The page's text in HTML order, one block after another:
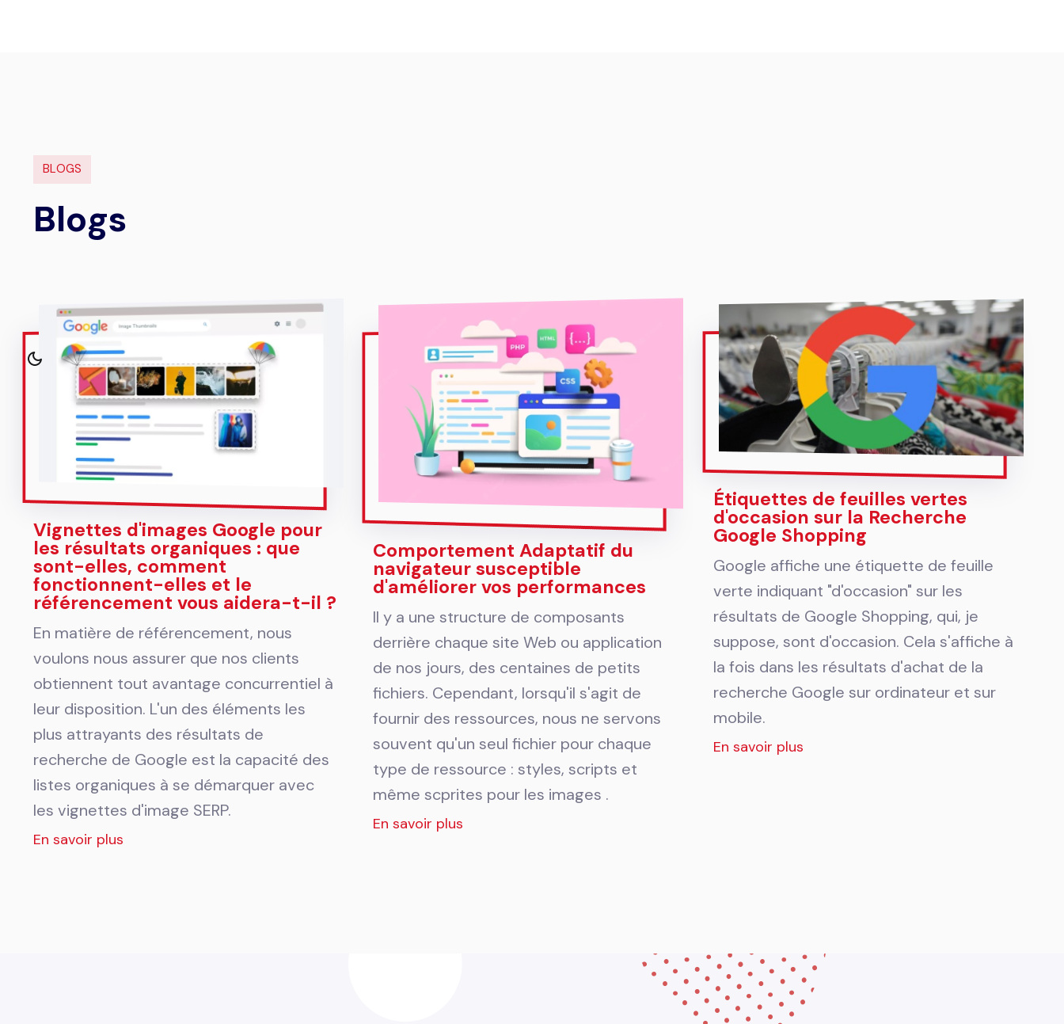
BLOGS
Blogs
Vignettes d'images Google pour
les résultats organiques : que
sont-elles, comment
fonctionnent-elles et le
référencement vous aidera-t-il ?
En matière de référencement, nous
voulons nous assurer que nos clients
obtiennent tout avantage concurrentiel à
leur disposition. L'un des éléments les
plus attrayants des résultats de
recherche de Google est la capacité des
listes organiques à se démarquer avec
les vignettes d'image SERP.
En savoir plus
Comportement Adaptatif du
navigateur susceptible
d'améliorer vos performances
Il y a une structure de composants
derrière chaque site Web ou application
de nos jours, des centaines de petits
fichiers. Cependant, lorsqu'il s'agit de
fournir des ressources, nous ne servons
souvent qu'un seul fichier pour chaque
type de ressource : styles, scripts et
même scprites pour les images .
En savoir plus
Étiquettes de feuilles vertes
d'occasion sur la Recherche
Google Shopping
Google affiche une étiquette de feuille
verte indiquant "d'occasion" sur les
résultats de Google Shopping, qui, je
suppose, sont d'occasion. Cela s'affiche à
la fois dans les résultats d'achat de la
recherche Google sur ordinateur et sur
mobile.
En savoir plus